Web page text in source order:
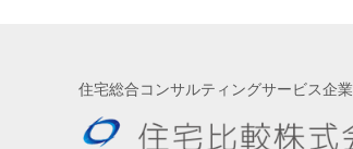
住宅総合コンサルティングサービス企業